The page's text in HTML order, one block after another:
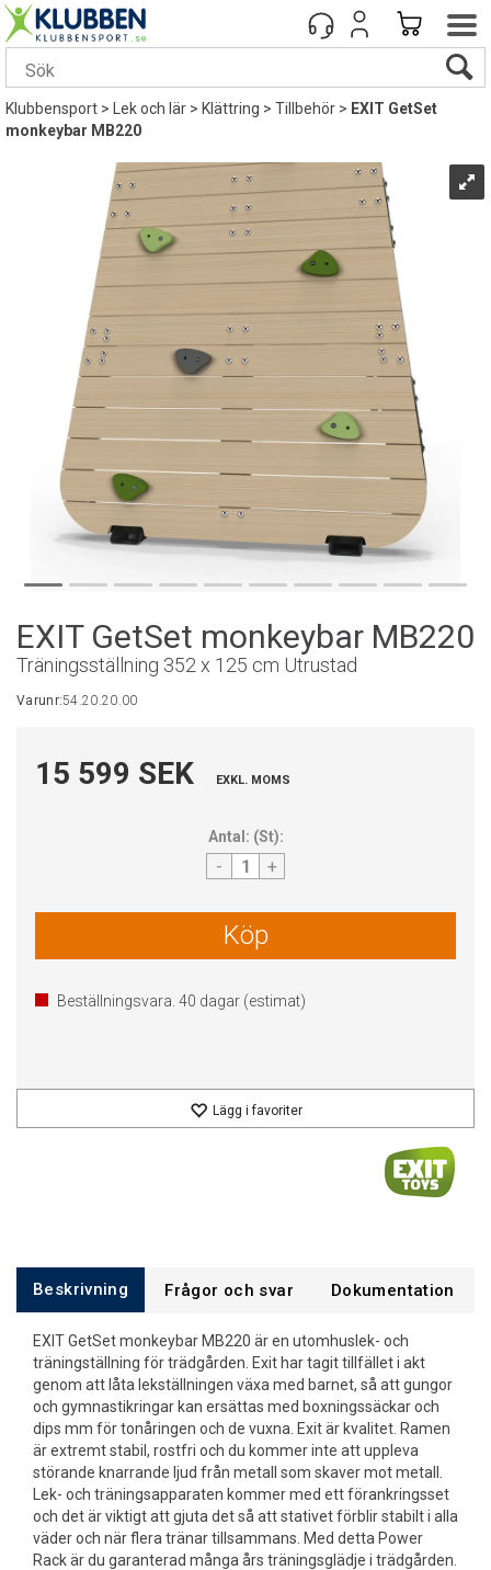
Klubbensport> Lek och lär>Klättring>Tillbehör> EXIT GetSet
monkeybar MB220
EXIT GetSet monkeybar MB220
Träningsställning 352 x 125 cm Utrustad
Varunr:54.20.20.00
15 599 SEK EXKL. MOMS
Antal: (St):
- +
Köp
Beställningsvara. 40 dagar (estimat)
Lägg i favoriter
Beskrivning Frågor och svar Dokumentation
EXIT GetSet monkeybar MB220 är en utomhuslek- och
träningställning för trädgården. Exit har tagit tillfället i akt
genom att låta lekställningen växa med barnet, så att gungor
och gymnastikringar kan ersättas med boxningssäckar och
dips mm för tonåringen och de vuxna. Exit är kvalitet. Ramen
är extremt stabil, rostfri och du kommer inte att uppleva
störande knarrande ljud från metall som skaver mot metall.
Lek- och träningsapparaten kommer med ett förankringsset
och det är viktigt att gjuta det så att stativet förblir stabilt i alla
väder och när flera tränar tillsammans. Med detta Power
Rack är du garanterad många års träningsglädje i trädgården.